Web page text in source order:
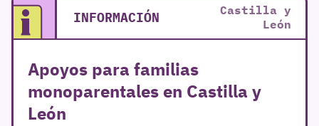
INFORMACIÓN
Castilla y
León
Apoyos para familias
monoparentales en Castilla y
León